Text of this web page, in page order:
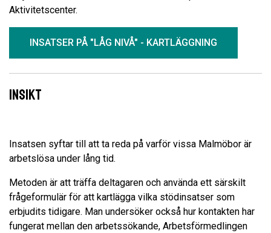
Aktivitetscenter.
INSATSER PÅ "LÅG NIVÅ" - KARTLÄGGNING
Insikt
Insatsen syftar till att ta reda på varför vissa Malmöbor är
arbetslösa under lång tid.
Metoden är att träffa deltagaren och använda ett särskilt
frågeformulär för att kartlägga vilka stödinsatser som
erbjudits tidigare. Man undersöker också hur kontakten har
fungerat mellan den arbetssökande, Arbetsförmedlingen